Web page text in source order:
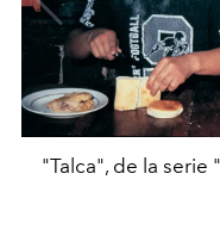
"Talca", de la serie